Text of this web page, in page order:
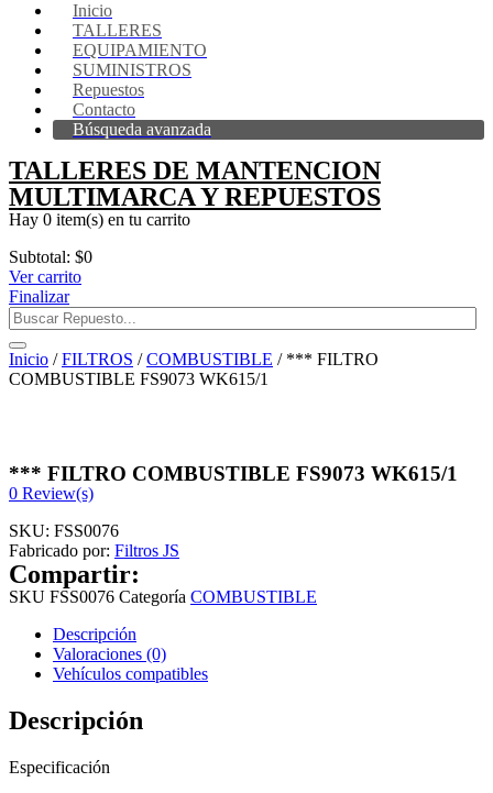
Inicio
TALLERES
EQUIPAMIENTO
SUMINISTROS
Repuestos
Contacto
Búsqueda avanzada
TALLERES DE MANTENCION
MULTIMARCA Y REPUESTOS
Hay 0 item(s) en tu carrito
Subtotal: $0
Ver carrito
Finalizar
Inicio /FILTROS /COMBUSTIBLE / *** FILTRO
COMBUSTIBLE FS9073 WK615/1
*** FILTRO COMBUSTIBLE FS9073 WK615/1
0 Review(s)
SKU: FSS0076
Fabricado por: Filtros JS
Compartir:
SKU FSS0076 Categoría COMBUSTIBLE
Descripción
Valoraciones (0)
Vehículos compatibles
Descripción
Especificación